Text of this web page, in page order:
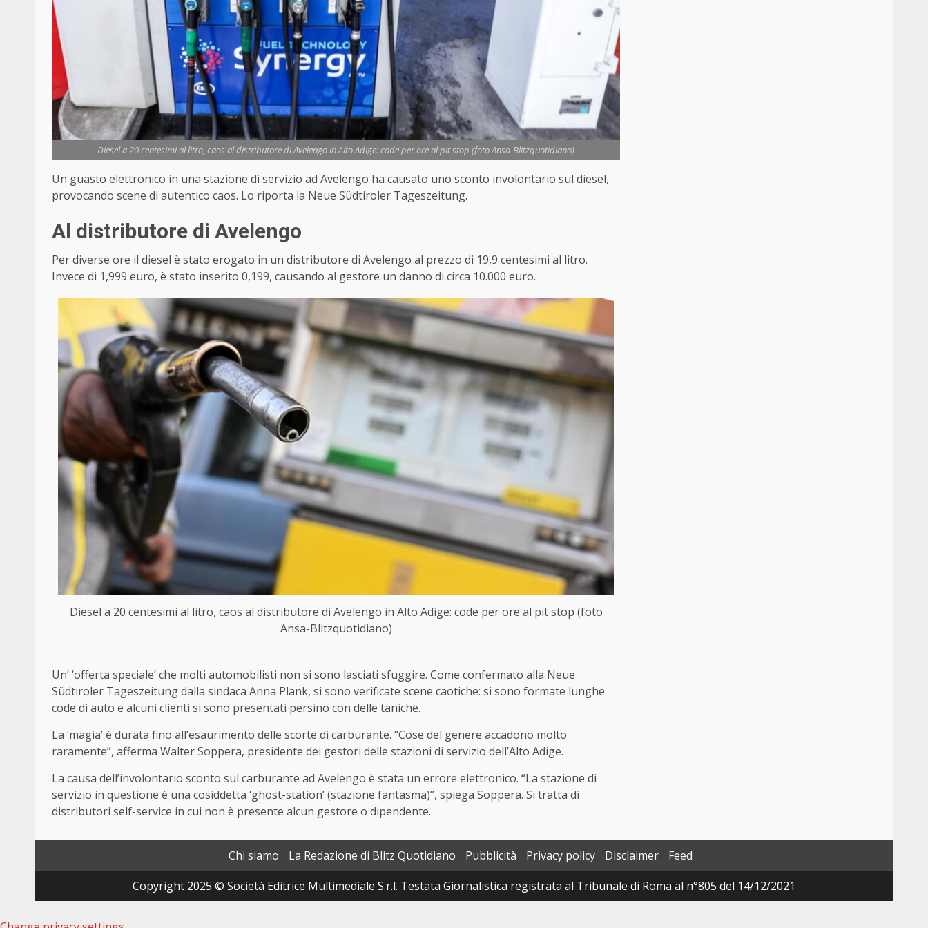
Diesel a 20 centesimi al litro, caos al distributore di Avelengo in Alto Adige: code per ore al pit stop (foto Ansa-Blitzquotidiano)
Un guasto elettronico in una stazione di servizio ad Avelengo ha causato uno sconto involontario sul diesel,
provocando scene di autentico caos. Lo riporta la Neue Südtiroler Tageszeitung.
Al distributore di Avelengo
Per diverse ore il diesel è stato erogato in un distributore di Avelengo al prezzo di 19,9 centesimi al litro.
Invece di 1,999 euro, è stato inserito 0,199, causando al gestore un danno di circa 10.000 euro.
Diesel a 20 centesimi al litro, caos al distributore di Avelengo in Alto Adige: code per ore al pit stop (foto
Ansa-Blitzquotidiano)
Un’ ‘offerta speciale’ che molti automobilisti non si sono lasciati sfuggire. Come confermato alla Neue
Südtiroler Tageszeitung dalla sindaca Anna Plank, si sono verificate scene caotiche: si sono formate lunghe
code di auto e alcuni clienti si sono presentati persino con delle taniche.
La ‘magia’ è durata fino all’esaurimento delle scorte di carburante. “Cose del genere accadono molto
raramente”, afferma Walter Soppera, presidente dei gestori delle stazioni di servizio dell’Alto Adige.
La causa dell’involontario sconto sul carburante ad Avelengo è stata un errore elettronico. “La stazione di
servizio in questione è una cosiddetta ‘ghost-station’ (stazione fantasma)”, spiega Soppera. Si tratta di
distributori self-service in cui non è presente alcun gestore o dipendente.
Chi siamo La Redazione di Blitz Quotidiano Pubblicità Privacy policy Disclaimer
Feed
Copyright 2025 © Società Editrice Multimediale S.r.l. Testata Giornalistica registrata al Tribunale di Roma al n°805 del 14/12/2021